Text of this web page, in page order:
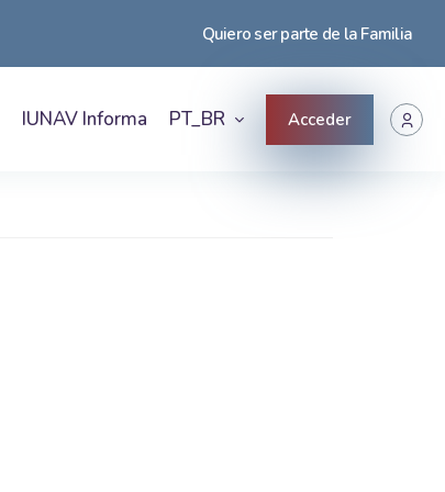
Quiero ser parte de la Familia
IUNAV Informa PT_BR Acceder